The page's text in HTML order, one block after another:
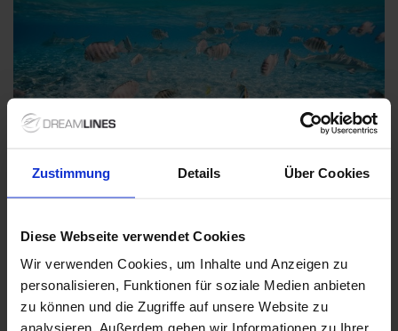
Zustimmung Details Über Cookies
Diese Webseite verwendet Cookies
Wir verwenden Cookies, um Inhalte und Anzeigen zu
personalisieren, Funktionen für soziale Medien anbieten
zu können und die Zugriffe auf unsere Website zu
analysieren. Außerdem geben wir Informationen zu Ihrer
-33%
De Zuid-Pacifische Oceaan is een droomlocatie voor
cruisereizigers, met idyllische eilanden en een sprankelende
cultuur. Populaire landen zoals Fiji en Vanuatu bieden
prachtige stranden en unieke natuur. De optimale tijd om te
cruisen is van mei tot oktober, wanneer het weer heerlijk